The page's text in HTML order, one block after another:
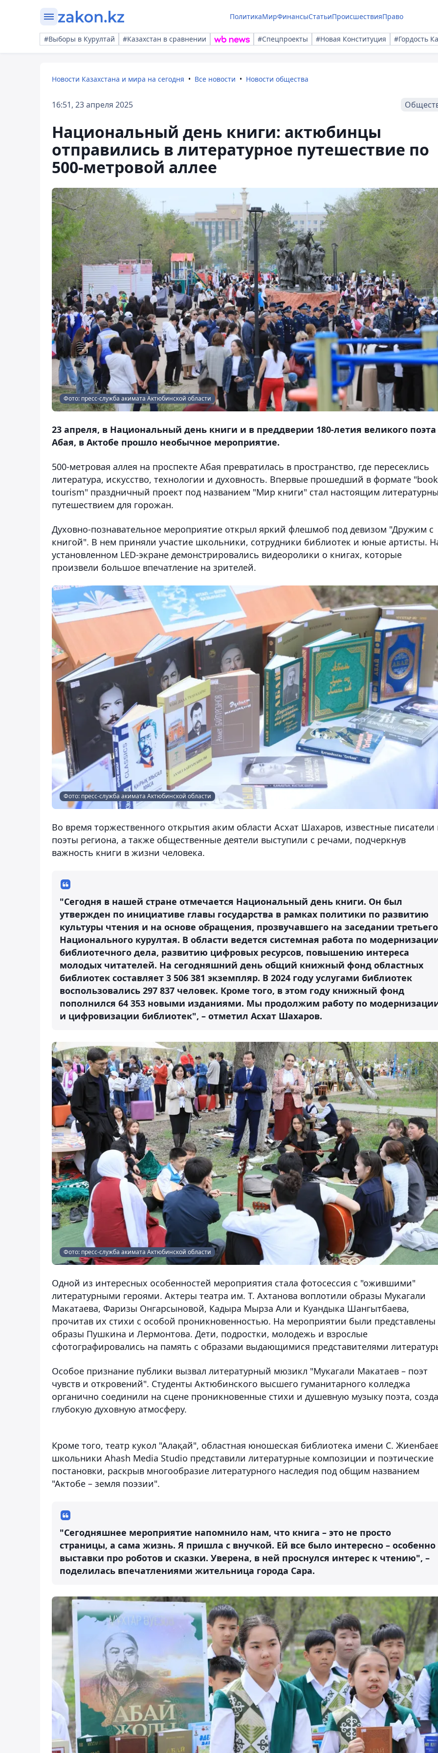
ПолитикаМирФинансыСтатьиПроисшествияПраво
#Выборы в Курултай #Казахстан в сравнении #Спецпроекты #Новая Конституция #Гордость
Новости Казахстана и мира на сегодня Все новости Новости общества
16:51, 23 апреля 2025
Национальный день книги: актюбинцы
отправились в литературное путешествие по
500-метровой аллее
Фото: пресс-служба акимата Актюбинской области
23 апреля, в Национальный день книги и в преддверии 180-летия великого поэта
Абая, в Актобе прошло необычное мероприятие.
500-метровая аллея на проспекте Абая превратилась в пространство, где пересеклись
литература, искусство, технологии и духовность. Впервые прошедший в формате "book
tourism" праздничный проект под названием "Мир книги" стал настоящим
путешествием для горожан.
Духовно-познавательное мероприятие открыл яркий флешмоб под девизом "Дружим с
книгой". В нем приняли участие школьники, сотрудники библиотек и юные артисты.
установленном LED-экране демонстрировались видеоролики о книгах, которые
произвели большое впечатление на зрителей.
Фото: пресс-служба акимата Актюбинской области
Во время торжественного открытия аким области Асхат Шахаров, известные писатели
поэты региона, а также общественные деятели выступили с речами, подчеркнув
важность книги в жизни человека.
"Сегодня в нашей стране отмечается Национальный день книги. Он был
утвержден по инициативе главы государства в рамках политики по развитию
культуры чтения и на основе обращения, прозвучавшего на заседании третьего
Национального курултая. В области ведется системная работа по
библиотечного дела, развитию цифровых ресурсов, повышению интереса
молодых читателей. На сегодняшний день общий книжный фонд областных
библиотек составляет 3 506 381 экземпляр. В 2024 году услугами библиотек
воспользовались 297 837 человек. Кроме того, в этом году книжный фонд
пополнился 64 353 новыми изданиями. Мы продолжим работу по
и цифровизации библиотек", – отметил Асхат Шахаров.
Фото: пресс-служба акимата Актюбинской области
Одной из интересных особенностей мероприятия стала фотосессия с "ожившими"
литературными героями. Актеры театра им. Т. Ахтанова воплотили образы Мукагали
Макатаева, Фаризы Онгарсыновой, Кадыра Мырза Али и Куандыка Шангытбаева,
прочитав их стихи с особой проникновенностью. На мероприятии были представлены
образы Пушкина и Лермонтова. Дети, подростки, молодежь и взрослые
сфотографировались на память с образами выдающимися представителями
Особое признание публики вызвал литературный мюзикл "Мукагали Макатаев – поэт
чувств и откровений". Студенты Актюбинского высшего гуманитарного колледжа
органично соединили на сцене проникновенные стихи и душевную музыку поэта,
глубокую духовную атмосферу.
Кроме того, театр кукол "Алақай", областная юношеская библиотека имени С.
школьники Ahash Media Studio представили литературные композиции и поэтические
постановки, раскрыв многообразие литературного наследия под общим названием
"Актобе – земля поэзии".
"Сегодняшнее мероприятие напомнило нам, что книга – это не просто
страницы, а сама жизнь. Я пришла с внучкой. Ей все было интересно – особенно
выставки про роботов и сказки. Уверена, в ней проснулся интерес к чтению", –
поделилась впечатлениями жительница города Сара.